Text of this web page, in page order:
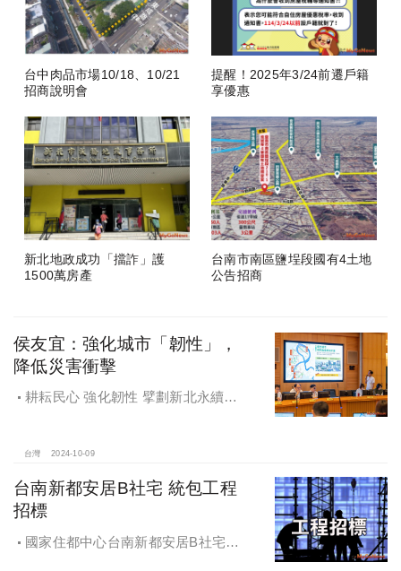
台中肉品市場10/18、10/21
招商說明會
提醒！2025年3/24前遷戶籍
享優惠
新北地政成功「擋詐」護
1500萬房產
台南市南區鹽埕段國有4土地
公告招商
侯友宜：強化城市「韌性」，
降低災害衝擊
耕耘民心 強化韌性 擘劃新北永續宜
台灣 2024-10-09
台南新都安居B社宅 統包工程
招標
國家住都中心台南新都安居B社宅